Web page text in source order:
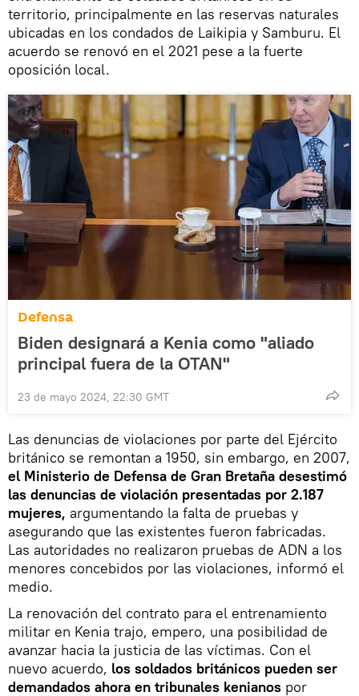
territorio, principalmente en las reservas naturales
ubicadas en los condados de Laikipia y Samburu. El
acuerdo se renovó en el 2021 pese a la fuerte
oposición local.
Defensa
Biden designará a Kenia como "aliado
principal fuera de la OTAN"
23 de mayo 2024, 22:30 GMT
Las denuncias de violaciones por parte del Ejército
británico se remontan a 1950, sin embargo, en 2007,
el Ministerio de Defensa de Gran Bretaña desestimó
las denuncias de violación presentadas por 2.187
mujeres, argumentando la falta de pruebas y
asegurando que las existentes fueron fabricadas.
Las autoridades no realizaron pruebas de ADN a los
menores concebidos por las violaciones, informó el
medio.
La renovación del contrato para el entrenamiento
militar en Kenia trajo, empero, una posibilidad de
avanzar hacia la justicia de las víctimas. Con el
nuevo acuerdo, los soldados británicos pueden ser
demandados ahora en tribunales kenianos por